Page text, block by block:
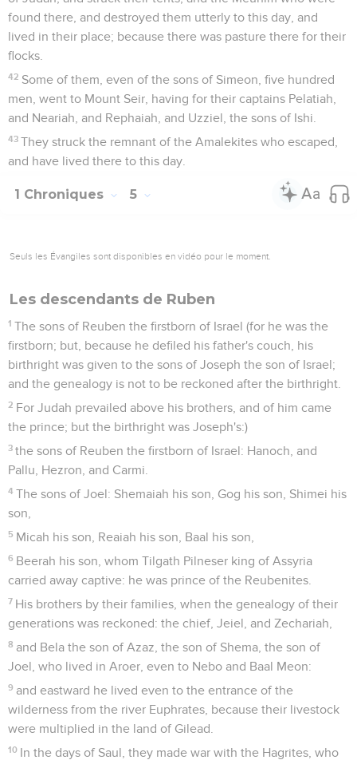
found there, and destroyed them utterly to this day, and
lived in their place; because there was pasture there for their
flocks.
42 Some of them, even of the sons of Simeon, five hundred
men, went to Mount Seir, having for their captains Pelatiah,
and Neariah, and Rephaiah, and Uzziel, the sons of Ishi.
43 They struck the remnant of the Amalekites who escaped,
and have lived there to this day.
1 Chroniques 5
Seuls les Évangiles sont disponibles en vidéo pour le moment.
Les descendants de Ruben
1 The sons of Reuben the firstborn of Israel (for he was the
firstborn; but, because he defiled his father's couch, his
birthright was given to the sons of Joseph the son of Israel;
and the genealogy is not to be reckoned after the birthright.
2 For Judah prevailed above his brothers, and of him came
the prince; but the birthright was Joseph's:)
3 the sons of Reuben the firstborn of Israel: Hanoch, and
Pallu, Hezron, and Carmi.
4 The sons of Joel: Shemaiah his son, Gog his son, Shimei his
son,
5 Micah his son, Reaiah his son, Baal his son,
6 Beerah his son, whom Tilgath Pilneser king of Assyria
carried away captive: he was prince of the Reubenites.
7 His brothers by their families, when the genealogy of their
generations was reckoned: the chief, Jeiel, and Zechariah,
8 and Bela the son of Azaz, the son of Shema, the son of
Joel, who lived in Aroer, even to Nebo and Baal Meon:
9 and eastward he lived even to the entrance of the
wilderness from the river Euphrates, because their livestock
were multiplied in the land of Gilead.
10 In the days of Saul, they made war with the Hagrites, who